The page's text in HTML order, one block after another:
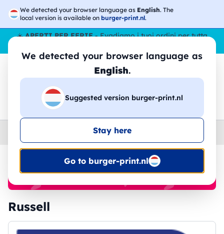
We detected your browser language as English. The
local version is available on burger-print.nl.
We detected your browser language as
English.
Suggested version burger-print.nl
Stay here
Go to burger-print.nl
☀️APERTI PER FERIE- Evadiamo i tuoi ordini per tutta
🔎 Cerca tra i prodotti
Russell
🔥 -30% Stampa DTF
Russell